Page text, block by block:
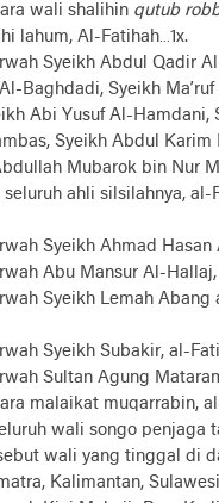
wali shalihin qutub
lahum, Al-Fatihah…1x.
Syeikh Abdul Qadir
Baghdadi, Syeikh
Abi Yusuf Al-
Syeikh Abdul
Mubarok bin Nur
seluruh ahli silsilahnya, al-
Syeikh Ahmad
Abu Mansur Al-
Syeikh Lemah
Syeikh Subakir, al-
Sultan Agung
malaikat muqarrabin,
wali songo penjaga
wali yang tinggal di
Kalimantan,